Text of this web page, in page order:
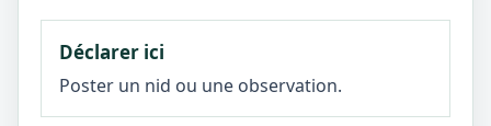
Déclarer ici
Poster un nid ou une observation.